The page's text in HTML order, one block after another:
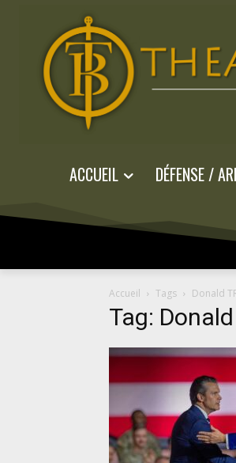
ACCUEIL DÉFENSE /
Accueil Tags Donald
Tag: